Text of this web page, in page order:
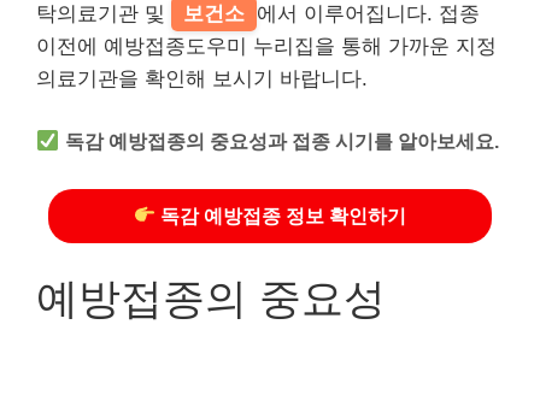
탁의료기관 및
보건소 에서 이루어집니다. 접종
이전에 예방접종도우미 누리집을 통해 가까운 지정
의료기관을 확인해 보시기 바랍니다.
독감 예방접종의 중요성과 접종 시기를 알아보세요.
독감 예방접종 정보 확인하기
예방접종의 중요성